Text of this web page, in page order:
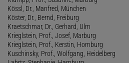
Kössl, Dr., Manfred, München
Köster, Dr., Bernd, Freiburg
Kraetschmar, Dr., Gerhard, Ulm
Krieglstein, Prof., Josef, Marburg
Krieglstein, Prof., Kerstin, Homburg
Kuschinsky, Prof., Wolfgang, Heidelberg